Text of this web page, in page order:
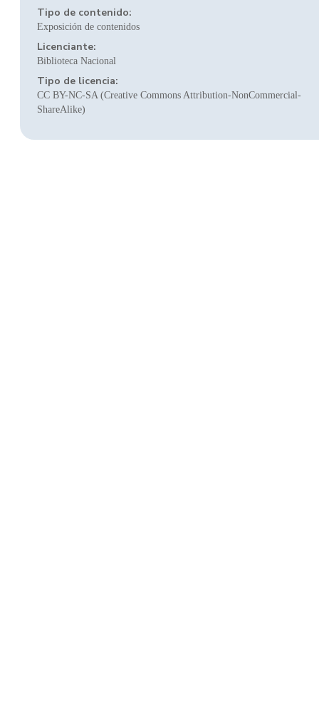
Tipo de contenido:
Exposición de contenidos
Licenciante:
Biblioteca Nacional
Tipo de licencia:
CC BY-NC-SA (Creative Commons Attribution-NonCommercial-
ShareAlike)